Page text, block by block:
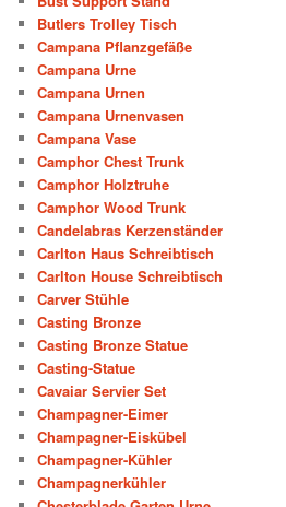
Butlers Trolley Tisch
Campana Pflanzgefäße
Campana Urne
Campana Urnen
Campana Urnenvasen
Campana Vase
Camphor Chest Trunk
Camphor Holztruhe
Camphor Wood Trunk
Candelabras Kerzenständer
Carlton Haus Schreibtisch
Carlton House Schreibtisch
Carver Stühle
Casting Bronze
Casting Bronze Statue
Casting-Statue
Cavaiar Servier Set
Champagner-Eimer
Champagner-Eiskübel
Champagner-Kühler
Champagnerkühler